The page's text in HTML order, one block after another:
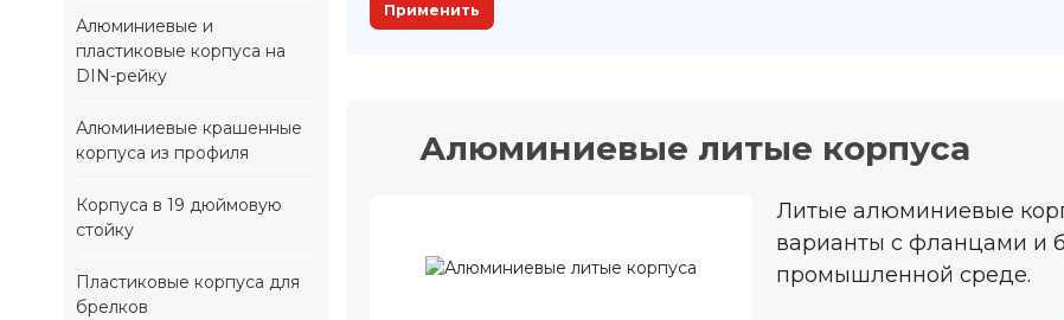
Алюминиевые и
пластиковые корпуса на
DIN-рейку
Алюминиевые крашенные
корпуса из профиля
Корпуса в 19 дюймовую
стойку
Пластиковые корпуса для
брелков
Применить
Алюминиевые литые корпуса
Литые алюминиевые
варианты с фланцами и
промышленной среде.